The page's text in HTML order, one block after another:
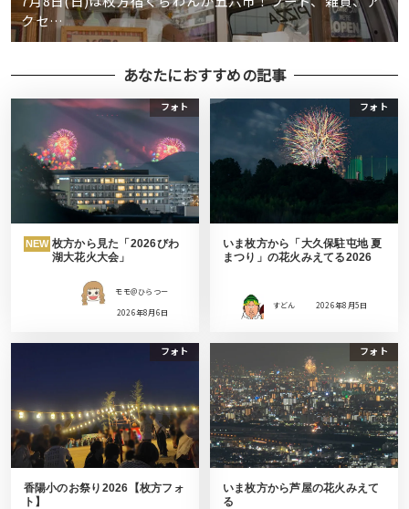
クセ…
あなたにおすすめの記事
フォト
NEW 枚方から見た「2026びわ
湖大花火大会」
モモ＠ひらつー
2026年8月6日
フォト
いま枚方から「大久保駐屯地 夏
まつり」の花火みえてる2026
すどん 2026年8月5日
フォト
香陽小のお祭り2026【枚方フォ
ト】
フォト
いま枚方から芦屋の花火みえて
る